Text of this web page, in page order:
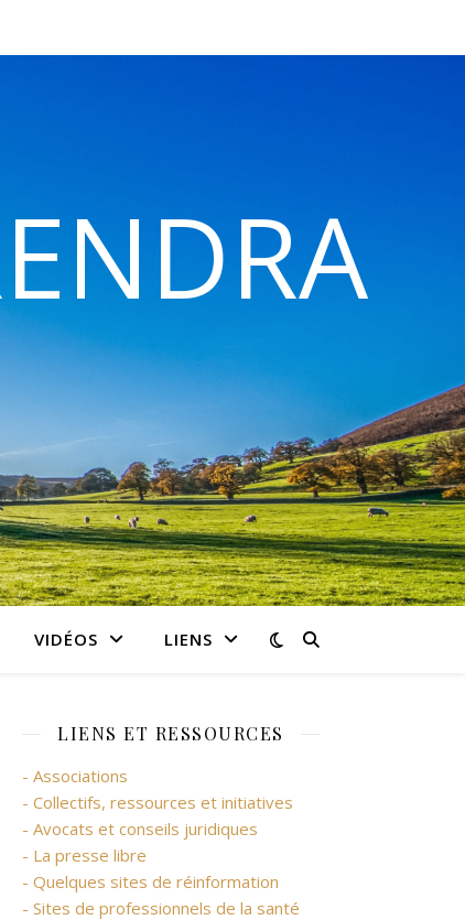
VIDÉOS LIENS
LIENS ET RESSOURCES
- Associations
- Collectifs, ressources et initiatives
- Avocats et conseils juridiques
- La presse libre
- Quelques sites de réinformation
- Sites de professionnels de la santé